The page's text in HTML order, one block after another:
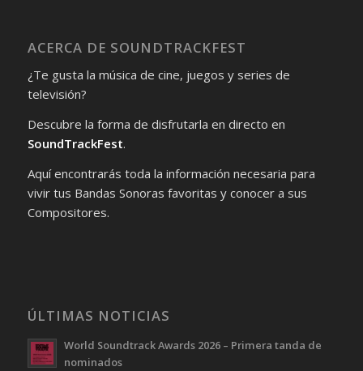
ACERCA DE SOUNDTRACKFEST
¿Te gusta la música de cine, juegos y series de
televisión?
Descubre la forma de disfrutarla en directo en
SoundTrackFest.
Aquí encontrarás toda la información necesaria para
vivir tus Bandas Sonoras favoritas y conocer a sus
Compositores.
ÚLTIMAS NOTICIAS
World Soundtrack Awards 2026 – Primera tanda de
nominados